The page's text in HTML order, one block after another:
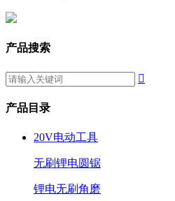
产品搜索

产品目录
20V电动工具
无刷锂电圆锯
锂电无刷角磨